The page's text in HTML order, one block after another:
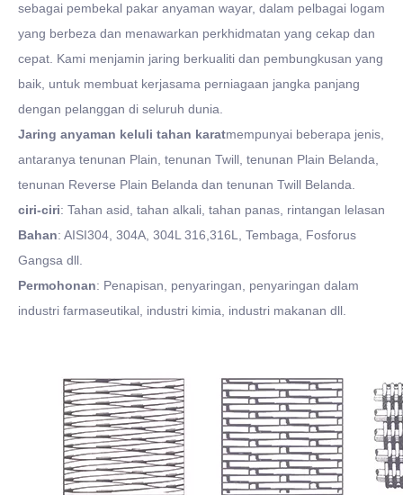
sebagai pembekal pakar anyaman wayar, dalam pelbagai logam
yang berbeza dan menawarkan perkhidmatan yang cekap dan
cepat. Kami menjamin jaring berkualiti dan pembungkusan yang
baik, untuk membuat kerjasama perniagaan jangka panjang
dengan pelanggan di seluruh dunia.
Jaring anyaman keluli tahan karatmempunyai beberapa jenis,
antaranya tenunan Plain, tenunan Twill, tenunan Plain Belanda,
tenunan Reverse Plain Belanda dan tenunan Twill Belanda.
ciri-ciri: Tahan asid, tahan alkali, tahan panas, rintangan lelasan
Bahan: AISI304, 304A, 304L 316,316L, Tembaga, Fosforus
Gangsa dll.
Permohonan: Penapisan, penyaringan, penyaringan dalam
industri farmaseutikal, industri kimia, industri makanan dll.